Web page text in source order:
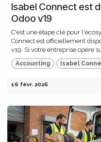
Isabel Connect est
Odoo v19
C'est une étape clé pour
Connect est officiellement
v19. Si votre entreprise opère
Accounting Isabel
16 févr. 2026